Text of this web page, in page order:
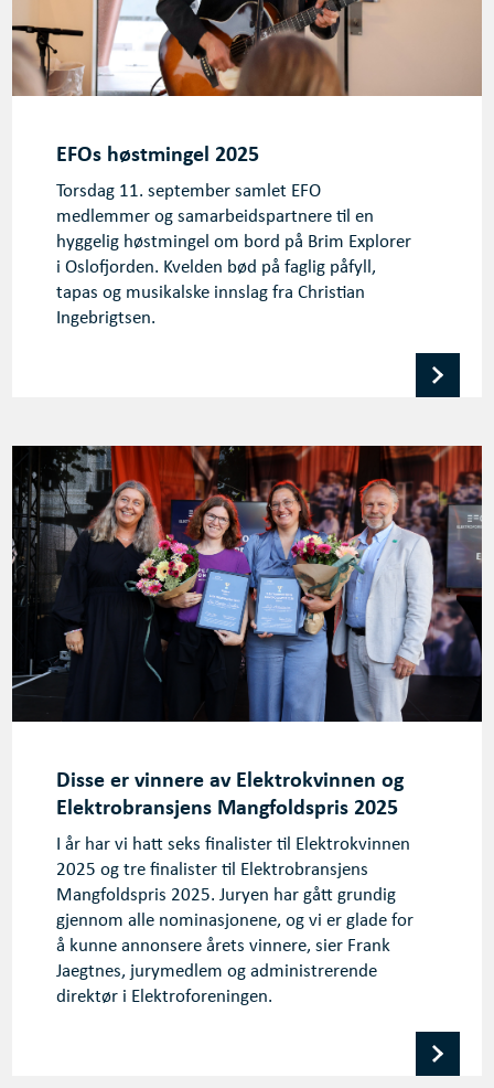
EFOs høstmingel 2025
Torsdag 11. september samlet EFO
medlemmer og samarbeidspartnere til en
hyggelig høstmingel om bord på Brim Explorer
i Oslofjorden. Kvelden bød på faglig påfyll,
tapas og musikalske innslag fra Christian
Ingebrigtsen.
Disse er vinnere av Elektrokvinnen og
Elektrobransjens Mangfoldspris 2025
I år har vi hatt seks finalister til Elektrokvinnen
2025 og tre finalister til Elektrobransjens
Mangfoldspris 2025. Juryen har gått grundig
gjennom alle nominasjonene, og vi er glade for
å kunne annonsere årets vinnere, sier Frank
Jaegtnes, jurymedlem og administrerende
direktør i Elektroforeningen.